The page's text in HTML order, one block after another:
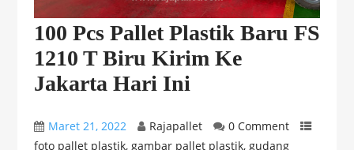
100 Pcs Pallet Plastik Baru FS
1210 T Biru Kirim Ke
Jakarta Hari Ini
Maret 21, 2022 Rajapallet
0 Comment
foto pallet plastik, gambar pallet plastik, gudang